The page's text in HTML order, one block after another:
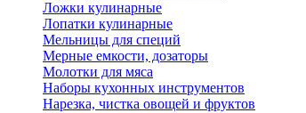
Ложки кулинарные
Лопатки кулинарные
Мельницы для специй
Мерные емкости, дозаторы
Молотки для мяса
Наборы кухонных инструментов
Нарезка, чистка овощей и фруктов